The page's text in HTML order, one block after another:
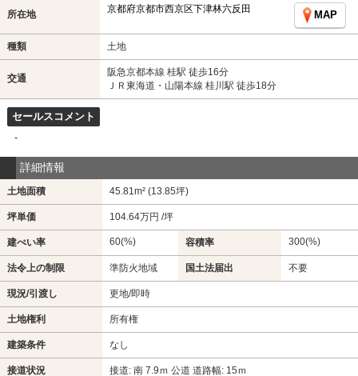
所在地 京都府京都市西京区下津林六反田
MAP
種類 土地
交通
阪急京都本線 桂駅 徒歩16分
ＪＲ東海道・山陽本線 桂川駅 徒歩18分
セールスコメント
-
詳細情報
土地面積 45.81m² (13.85坪)
坪単価 104.64万円 /坪
建ぺい率 60(%) 容積率 300(%)
法令上の制限 準防火地域 国土法届出 不要
現況/引渡し 更地/即時
土地権利 所有権
建築条件 なし
接道状況 接道: 南 7.9ｍ 公道 道路幅: 15ｍ